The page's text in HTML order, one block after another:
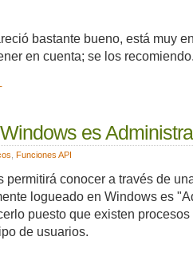
bastante bueno, está muy
en cuenta; se los
es
Funciones API
permitirá conocer a través de
logueado en Windows es
puesto que existen
de usuarios.